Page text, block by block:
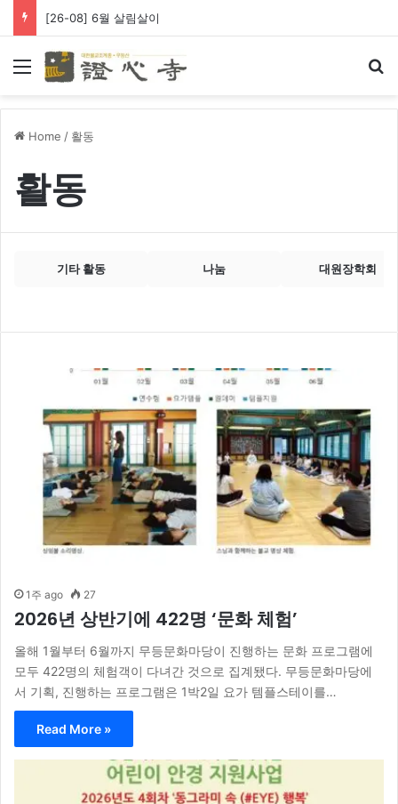
[26-08] 왕생극락 바라옵니다
Menu
Home / 활동
활동
기타 활동 나눔 대원장학회
1주 ago 27
2026년 상반기에 422명 ‘문화 체험’
올해 1월부터 6월까지 무등문화마당이 진행하는 문화 프로그램에
모두 422명의 체험객이 다녀간 것으로 집계됐다. 무등문화마당에
서 기획, 진행하는 프로그램은 1박2일 요가 템플스테이를…
Read More »